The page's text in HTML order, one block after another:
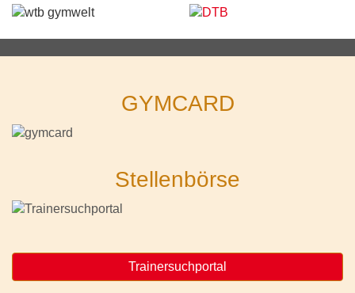
GYMCARD
Stellenbörse
Trainersuchportal